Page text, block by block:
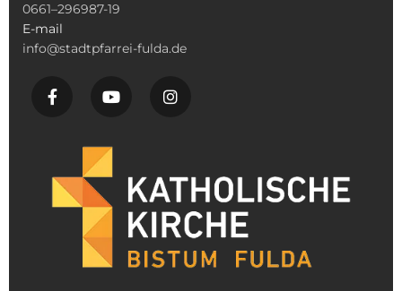
0661–296987-19
E-mail
info@stadtpfarrei-fulda.de